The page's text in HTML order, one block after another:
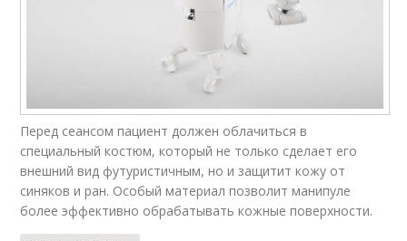
Перед сеансом пациент должен облачиться в
специальный костюм, который не только сделает его
внешний вид футуристичным, но и защитит кожу от
синяков и ран. Особый материал позволит манипуле
более эффективно обрабатывать кожные поверхности.